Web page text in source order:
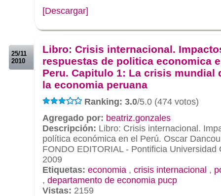
[Descargar]
25/11
2010
Libro: Crisis internacional.
respuestas de politica economica
Peru. Capitulo 1: La crisis mundial
la economia peruana
Ranking: 3.0/5.0 (474 votos)
Agregado por: beatriz.gonzales
Descripción: Libro: Crisis internacional.
política económica en el Perú. Oscar
FONDO EDITORIAL - Pontificia Universidad
2009
Etiquetas: economia , crisis internacional ,
, departamento de economia pucp
Vistas: 2159